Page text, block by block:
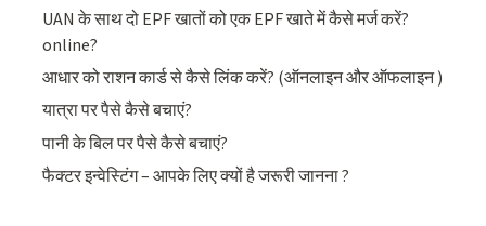
UAN के साथ दो EPF खातों को एक EPF खाते में कैसे मर्ज करें?
online?
आधार को राशन कार्ड से कैसे लिंक करें? (ऑनलाइन और ऑफलाइन )
यात्रा पर पैसे कैसे बचाएं?
पानी के बिल पर पैसे कैसे बचाएं?
फैक्टर इन्वेस्टिंग – आपके लिए क्यों है जरूरी जानना ?